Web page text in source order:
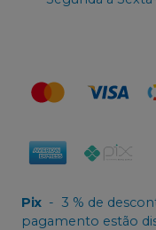
Pix - 3 % de
pagamento estão